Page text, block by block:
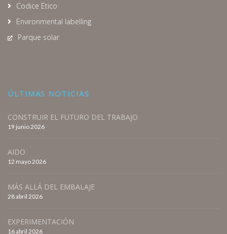
Codice Etico
Environmental labelling
Parque solar
ÚLTIMAS NOTICIAS
CONSTRUIR EL FUTURO DEL TRABAJO
19 junio 2026
AIDO
12 mayo 2026
MÁS ALLÁ DEL EMBALAJE
28 abril 2026
EXPERIMENTACIÓN
16 abril 2026